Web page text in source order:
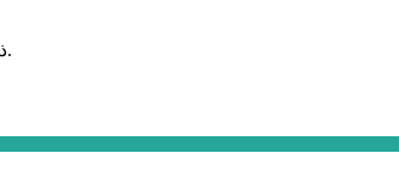
ذخیره نام، ایمیل و وبسایت من در مرورگر برای زمانی که دوباره دیدگاهی می‌نویسم.